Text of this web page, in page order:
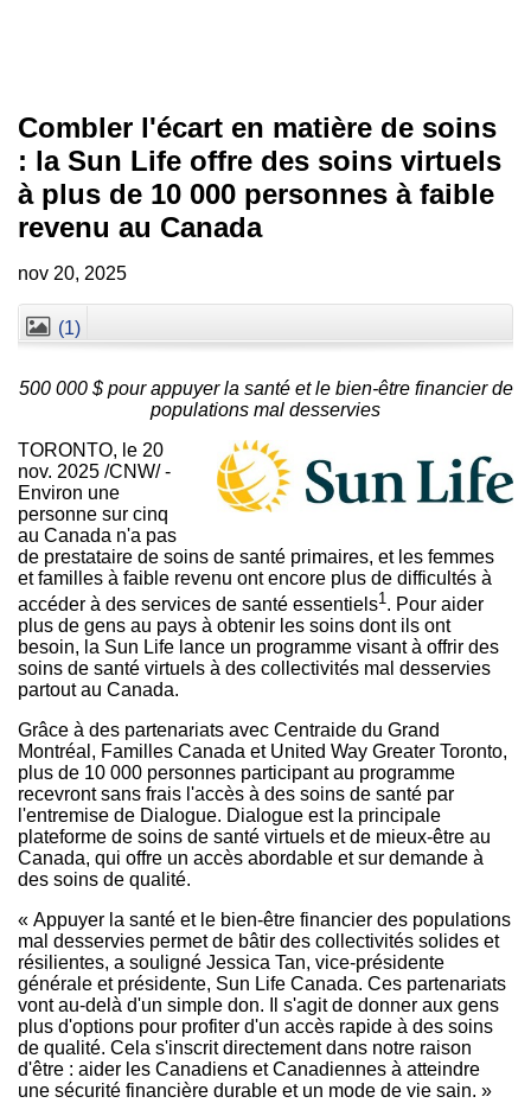
Combler l'écart en matière de soins
: la Sun Life offre des soins virtuels
à plus de 10 000 personnes à faible
revenu au Canada
nov 20, 2025
(1)
500 000 $ pour appuyer la santé et le bien-être financier de
populations mal desservies
TORONTO, le 20
nov. 2025 /CNW/ -
Environ une
personne sur cinq
au Canada n'a pas
de prestataire de soins de santé primaires, et les femmes
et familles à faible revenu ont encore plus de difficultés à
accéder à des services de santé essentiels1. Pour aider
plus de gens au pays à obtenir les soins dont ils ont
besoin, la Sun Life lance un programme visant à offrir des
soins de santé virtuels à des collectivités mal desservies
partout au Canada.
Grâce à des partenariats avec Centraide du Grand
Montréal, Familles Canada et United Way Greater Toronto,
plus de 10 000 personnes participant au programme
recevront sans frais l'accès à des soins de santé par
l'entremise de Dialogue. Dialogue est la principale
plateforme de soins de santé virtuels et de mieux-être au
Canada, qui offre un accès abordable et sur demande à
des soins de qualité.
« Appuyer la santé et le bien-être financier des populations
mal desservies permet de bâtir des collectivités solides et
résilientes, a souligné Jessica Tan, vice-présidente
générale et présidente, Sun Life Canada. Ces partenariats
vont au-delà d'un simple don. Il s'agit de donner aux gens
plus d'options pour profiter d'un accès rapide à des soins
de qualité. Cela s'inscrit directement dans notre raison
d'être : aider les Canadiens et Canadiennes à atteindre
une sécurité financière durable et un mode de vie sain. »